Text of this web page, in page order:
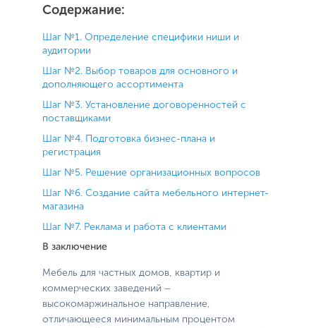
Мебель для частных домов, квартир и
коммерческих заведений –
высокомаржинальное направление,
отличающееся минимальным процентом
Содержание:
Шаг №1. Определение специфики ниши и
аудитории
Шаг №2. Выбор товаров для основного и
дополняющего ассортимента
Шаг №3. Установление договоренностей с
поставщиками
Шаг №4. Подготовка бизнес-плана и
регистрация
Шаг №5. Решение организационных вопросов
Шаг №6. Создание сайта мебельного интернет-
магазина
Шаг №7. Реклама и работа с клиентами
В заключение